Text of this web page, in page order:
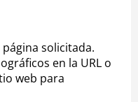
solicitada.
en la URL o
web para